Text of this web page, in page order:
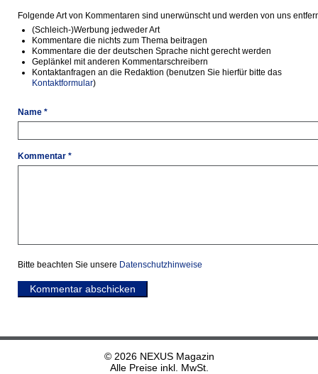
Folgende Art von Kommentaren sind unerwünscht und werden von uns
(Schleich-)Werbung jedweder Art
Kommentare die nichts zum Thema beitragen
Kommentare die der deutschen Sprache nicht gerecht werden
Geplänkel mit anderen Kommentarschreibern
Kontaktanfragen an die Redaktion (benutzen Sie hierfür bitte das
Kontaktformular)
Name *
Kommentar *
Bitte beachten Sie unsere Datenschutzhinweise
Kommentar abschicken
© 2026 NEXUS Magazin
Alle Preise inkl. MwSt.